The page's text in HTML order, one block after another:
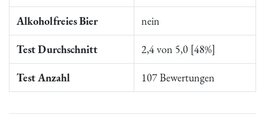
Alkoholfreies Bier nein
Test Durchschnitt 2,4 von 5,0 [48%]
Test Anzahl 107 Bewertungen